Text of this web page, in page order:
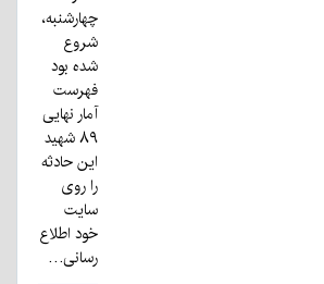
چهارشنبه،
شروع
شده بود
فهرست
آمار نهایی
۸۹ شهید
این حادثه
را روی
سایت
خود اطلاع
رسانی…